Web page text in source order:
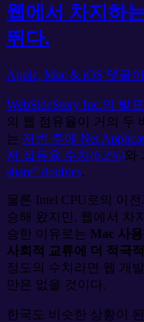
웹에서 차지하
뛰다.
Apple, Mac & iOS 댓글
WebSideStory Inc.의 발표
의 웹 점유율이 거의 두
는 저번 주에 Net
저 점유율 수치(6.2%)와
share” doubles.
물론 Intel CPU로의 이
승해 왔지만, 웹에서 차
승한 이유로는 Mac 사
사회적 교류에 더 적극
정도의 수치라면 웹 개
만은 없을 것이다.
한국도 비슷한 상황이